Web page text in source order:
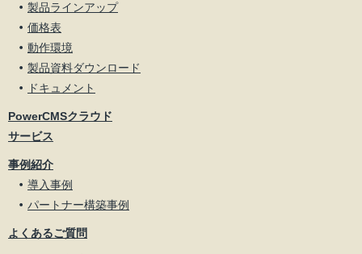
製品ラインアップ
価格表
動作環境
製品資料ダウンロード
ドキュメント
PowerCMSクラウド
サービス
事例紹介
導入事例
パートナー構築事例
よくあるご質問